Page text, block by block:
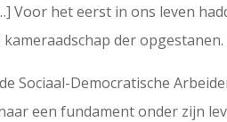
Voor het eerst in ons leven
der
Sociaal-Democratische
een fundament onder zijn